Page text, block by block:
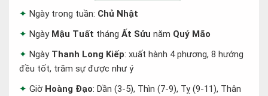
Ngày trong tuần: Chủ Nhật
Ngày Mậu Tuất tháng Ất Sửu năm Quý Mão
Ngày Thanh Long Kiếp: xuất hành 4 phương, 8 hướng
đều tốt, trăm sự được như ý
Giờ Hoàng Đạo: Dần (3-5), Thìn (7-9), Tỵ (9-11), Thân